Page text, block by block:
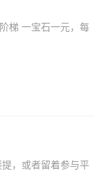
梯 一宝石一元，每
，或者留着参与平